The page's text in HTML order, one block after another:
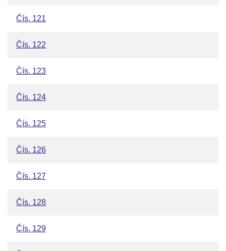
Čís. 121
Čís. 122
Čís. 123
Čís. 124
Čís. 125
Čís. 126
Čís. 127
Čís. 128
Čís. 129